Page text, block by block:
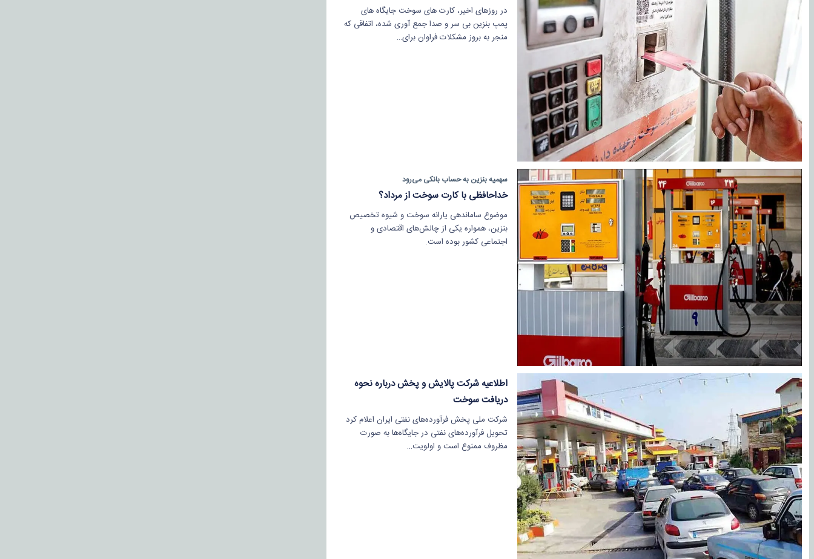
در روزهای اخیر، کارت های سوخت جایگاه های
پمپ بنزین بی سر و صدا جمع آوری شده، اتفاقی که
منجر به بروز مشکلات فراوان برای…
سهمیه بنزین به حساب بانکی می‌رود
خداحافظی با کارت سوخت از مرداد؟
موضوع ساماندهی یارانه سوخت و شیوه تخصیص
بنزین، همواره یکی از چالش‌های اقتصادی و
اجتماعی کشور بوده است.
اطلاعیه شرکت پالایش و پخش درباره نحوه
دریافت سوخت
شرکت ملی پخش فرآورده‌های نفتی ایران اعلام کرد
تحویل فرآورده‌های نفتی در جایگاه‌ها به صورت
مظروف ممنوع است و اولویت…